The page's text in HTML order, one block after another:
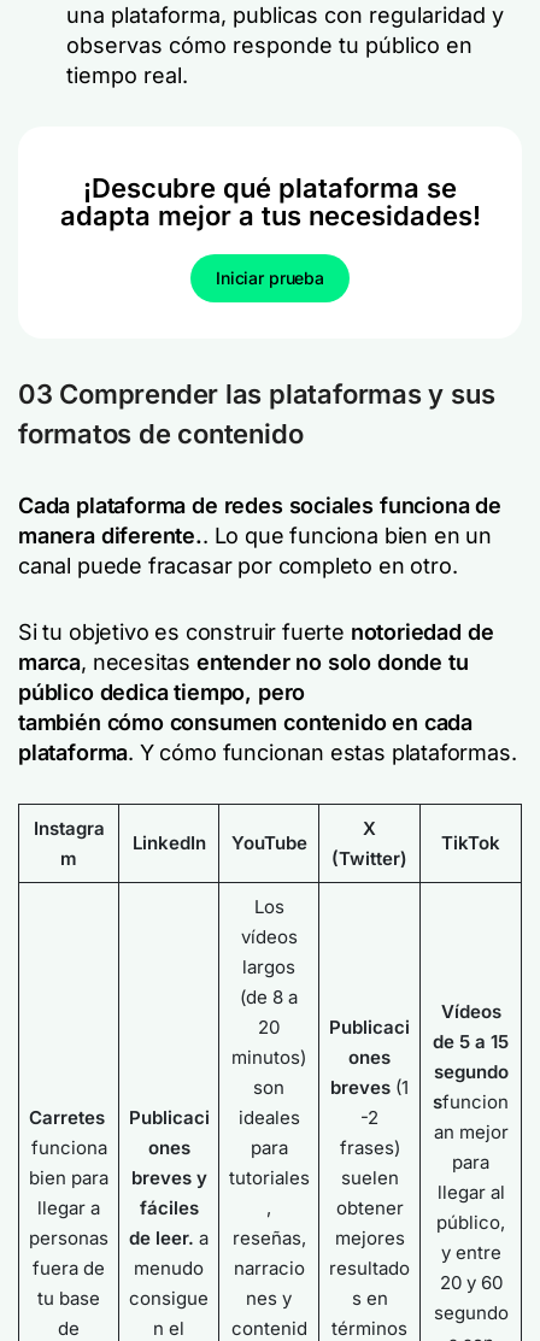
una plataforma, publicas con regularidad y
observas cómo responde tu público en
tiempo real.
¡Descubre qué plataforma se
adapta mejor a tus necesidades!
Iniciar prueba
03 Comprender las plataformas y sus
formatos de contenido
Cada plataforma de redes sociales funciona de
manera diferente.. Lo que funciona bien en un
canal puede fracasar por completo en otro.
Si tu objetivo es construir fuerte notoriedad de
marca, necesitas entender no solo donde tu
público dedica tiempo, pero
también cómoconsumen contenido en cada
plataforma. Y cómo funcionan estas plataformas.
Instagra
m
LinkedIn YouTube
X
(Twitter)
TikTok
Carretes
funciona
bien para
llegar a
personas
fuera de
tu base
de
Publicaci
ones
breves y
fáciles
de leer. a
menudo
consigue
n el
Los
vídeos
largos
(de 8 a
20
minutos)
son
ideales
para
tutoriales
,
reseñas,
narracio
nes y
contenid
Publicaci
ones
breves (1
-2
frases)
suelen
obtener
mejores
resultado
s en
términos
Vídeos
de 5 a 15
segundo
sfuncion
an mejor
para
llegar al
público,
y entre
20 y 60
segundo